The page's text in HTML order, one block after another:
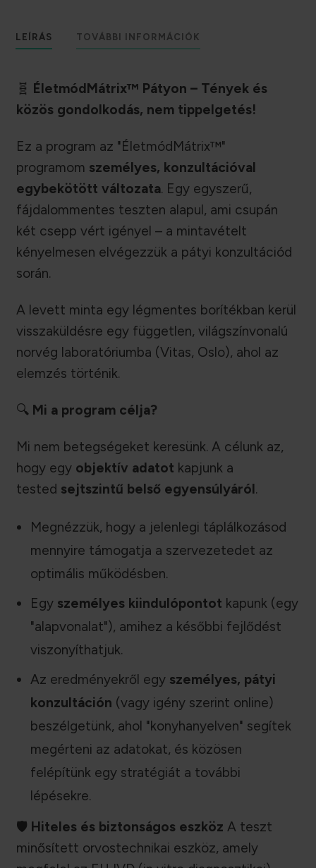
LEÍRÁS TOVÁBBI INFORMÁCIÓK
🧬 ÉletmódMátrix™ Pátyon – Tények és
közös gondolkodás, nem tippelgetés!
Ez a program az "ÉletmódMátrix™"
programom személyes, konzultációval
egybekötött változata. Egy egyszerű,
fájdalommentes teszten alapul, ami csupán
két csepp vért igényel – a mintavételt
kényelmesen elvégezzük a pátyi konzultációd
során.
A levett minta egy légmentes borítékban kerül
visszaküldésre egy független, világszínvonalú
norvég laboratóriumba (Vitas, Oslo), ahol az
elemzés történik.
🔍 Mi a program célja?
Mi nem betegségeket keresünk. A célunk az,
hogy egy objektív adatot kapjunk a
tested sejtszintű belső egyensúlyáról.
Megnézzük, hogy a jelenlegi táplálkozásod
mennyire támogatja a szervezetedet az
optimális működésben.
Egy személyes kiindulópontot kapunk (egy
"alapvonalat"), amihez a későbbi fejlődést
viszonyíthatjuk.
Az eredményekről egy személyes, pátyi
konzultáción (vagy igény szerint online)
beszélgetünk, ahol "konyhanyelven" segítek
megérteni az adatokat, és közösen
felépítünk egy stratégiát a további
lépésekre.
🛡️ Hiteles és biztonságos eszköz A teszt
minősített orvostechnikai eszköz, amely